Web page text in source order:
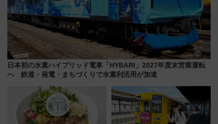
日本初の水素ハイブリッド電車「HYBARI」2027年度末営業運転
へ 鉄道・発電・まちづくりで水素利活用が加速